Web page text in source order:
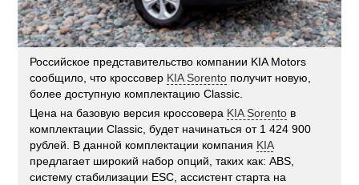
Российское представительство компании KIA Motors
сообщило, что кроссовер KIA Sorento получит новую,
более доступную комплектацию Classic.
Цена на базовую версия кроссовера KIA Sorento в
комплектации Classic, будет начинаться от 1 424 900
рублей. В данной комплектации компания KIA
предлагает широкий набор опций, таких как: ABS,
систему стабилизации ESC, ассистент старта на